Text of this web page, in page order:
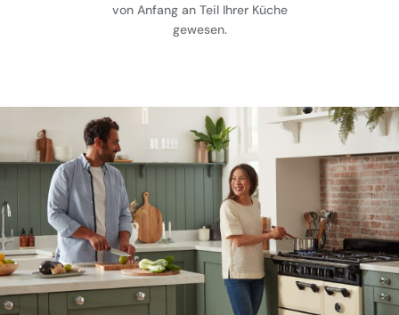
von Anfang an Teil Ihrer Küche
gewesen.